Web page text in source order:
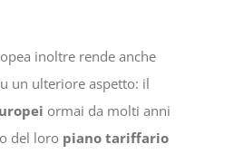
inoltre rende anche
un ulteriore aspetto: il
ormai da molti anni
del loro piano tariffario